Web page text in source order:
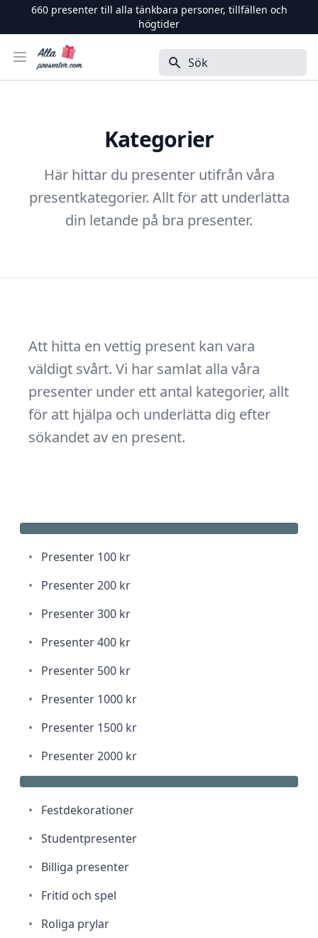
660presenter till alla tänkbara personer, tillfällen och
högtider
Öppna menyn
Alla Presenter Sök
Kategorier
Här hittar du presenter utifrån våra
presentkategorier. Allt för att underlätta
din letande på bra presenter.
Att hitta en vettig present kan vara
väldigt svårt. Vi har samlat alla våra
presenter under ett antal kategorier, allt
för att hjälpa och underlätta dig efter
sökandet av en present.
•
Presenter 100 kr
•
Presenter 200 kr
•
Presenter 300 kr
•
Presenter 400 kr
•
Presenter 500 kr
•
Presenter 1000 kr
•
Presenter 1500 kr
•
Presenter 2000 kr
•
Festdekorationer
• Studentpresenter
•
Billiga presenter
•
Fritid och spel
•
Roliga prylar